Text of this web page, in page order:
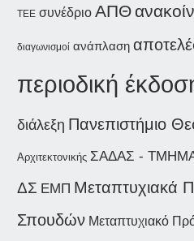
ΤΕΕ συνέδριο ΑΠΘ
διαγωνισμοί ανάπλαση
περιοδική
διάλεξη Πανεπιστήμιο
Αρχιτεκτονικής ΣΑΔΑΣ -
ΔΣ ΕΜΠ Μεταπτυχιακά
Σπουδών Μεταπτυχιακό